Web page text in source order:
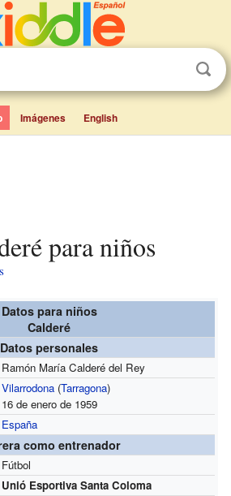
Imágenes English
para niños
Datos para niños
Calderé
Datos personales
Ramón María Calderé del Rey
Vilarrodona(Tarragona)
16 de enero de 1959
España
como entrenador
Fútbol
Unió Esportiva Santa Coloma